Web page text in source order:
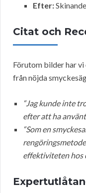
Efter:
Citat och
Förutom bilder har
från nöjda
“Jag kunde inte
efter att ha
“Som en
effektiviteten hos